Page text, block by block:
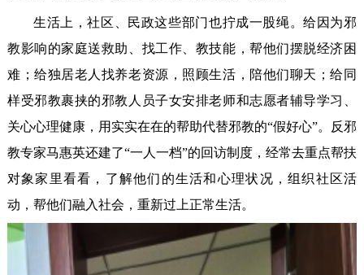
生活上，社区、民政这些部门也拧成一股绳。给因为邪
教影响的家庭送救助、找工作、教技能，帮他们摆脱经济困
难；给独居老人找养老资源，照顾生活，陪他们聊天；给同
样受邪教裹挟的邪教人员子女安排老师和志愿者辅导学习、
关心心理健康，用实实在在的帮助代替邪教的“假好心”。反邪
教专家马惠英还建了“一人一档”的回访制度，经常去重点帮扶
对象家里看看，了解他们的生活和心理状况，组织社区活
动，帮他们融入社会，重新过上正常生活。